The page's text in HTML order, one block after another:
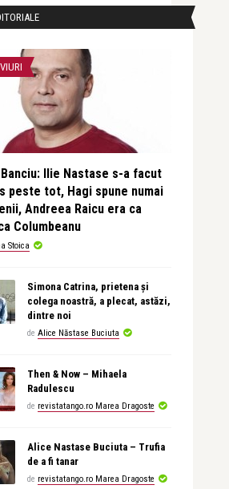
Banciu: Ilie Nastase s-a facut
peste tot, Hagi spune numai
Andreea Raicu era ca
Columbeanu
Stoica
Simona Catrina, prietena și
colega noastră, a plecat, astăzi,
dintre noi
de Alice Năstase Buciuta
Then & Now – Mihaela
Radulescu
de revistatango.ro Marea Dragoste
Alice Nastase Buciuta – Trufia
de a fi tanar
de revistatango.ro Marea Dragoste